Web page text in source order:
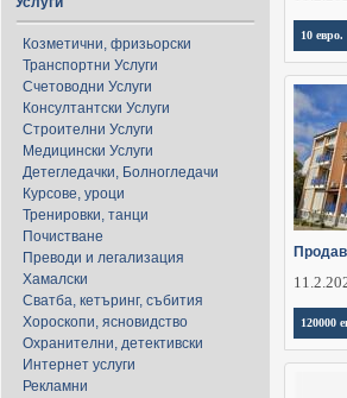
Козметични, фризьорски
Транспортни Услуги
Счетоводни Услуги
Консултантски Услуги
Строителни Услуги
Медицински Услуги
Детегледачки, Болногледачи
Курсове, уроци
Тренировки, танци
Почистване
Преводи и легализация
Хамалски
Сватба, кетъринг, събития
Хороскопи, ясновидство
Охранителни, детективски
Интернет услуги
Рекламни
10 евро.
120000